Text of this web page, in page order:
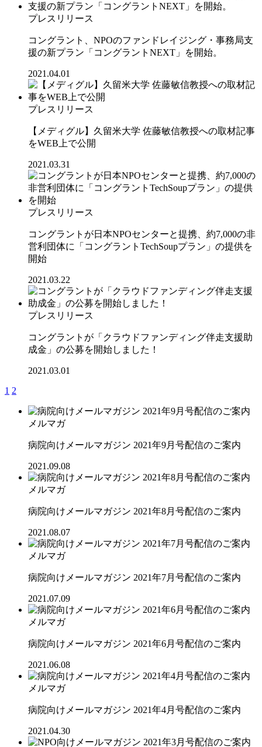
プレスリリース
コングラント、NPOのファンドレイジング・事務局支
援の新プラン「コングラントNEXT」を開始。
2021.04.01
プレスリリース
【メディグル】久留米大学 佐藤敏信教授への取材記事
をWEB上で公開
2021.03.31
プレスリリース
コングラントが日本NPOセンターと提携、約7,000の非
営利団体に「コングラントTechSoupプラン」の提供を
開始
2021.03.22
プレスリリース
コングラントが「クラウドファンディング伴走支援助
成金」の公募を開始しました！
2021.03.01
1 2
メルマガ
病院向けメールマガジン 2021年9月号配信のご案内
2021.09.08
メルマガ
病院向けメールマガジン 2021年8月号配信のご案内
2021.08.07
メルマガ
病院向けメールマガジン 2021年7月号配信のご案内
2021.07.09
メルマガ
病院向けメールマガジン 2021年6月号配信のご案内
2021.06.08
メルマガ
病院向けメールマガジン 2021年4月号配信のご案内
2021.04.30